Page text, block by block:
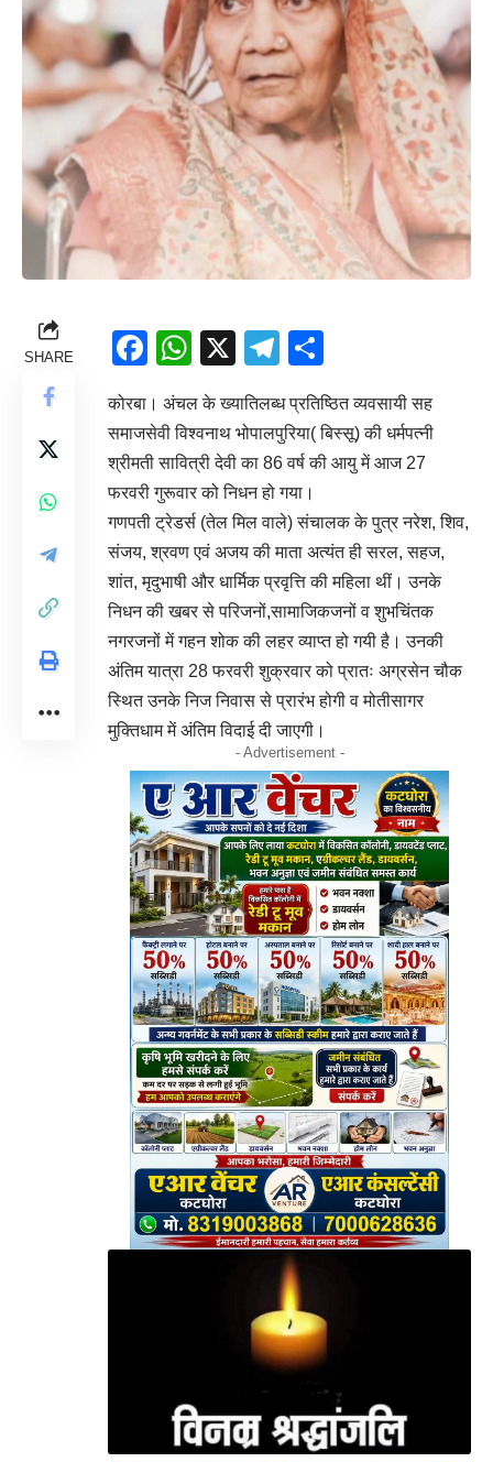
SHARE Facebook
WhatsApp
X Telegram
कोरबा। अंचल के ख्यातिलब्ध प्रतिष्ठित व्यवसायी सह
समाजसेवी विश्वनाथ भोपालपुरिया( बिस्सू) की धर्मपत्नी
श्रीमती सावित्री देवी का 86 वर्ष की आयु में आज 27
फरवरी गुरूवार को निधन हो गया।
गणपती ट्रेडर्स (तेल मिल वाले) संचालक के पुत्र नरेश, शिव,
संजय, श्रवण एवं अजय की माता अत्यंत ही सरल, सहज,
शांत, मृदुभाषी और धार्मिक प्रवृत्ति की महिला थीं। उनके
निधन की खबर से परिजनों,सामाजिकजनों व शुभचिंतक
नगरजनों में गहन शोक की लहर व्याप्त हो गयी है। उनकी
अंतिम यात्रा 28 फरवरी शुक्रवार को प्रातः अग्रसेन चौक
स्थित उनके निज निवास से प्रारंभ होगी व मोतीसागर
मुक्तिधाम में अंतिम विदाई दी जाएगी।
- Advertisement -